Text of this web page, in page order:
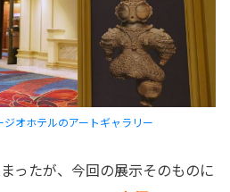
オホテルのアートギャラリー
ったが、今回の展示そのものに